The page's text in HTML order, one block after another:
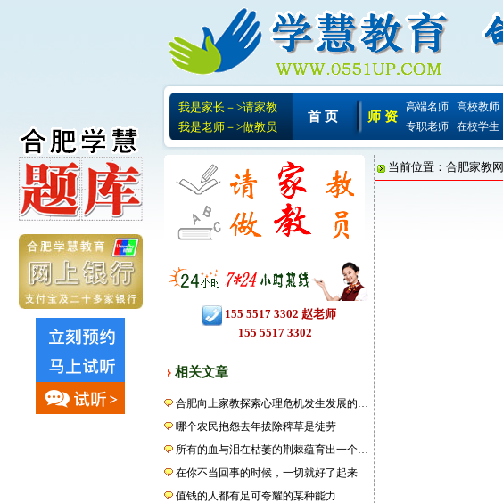
我是家长－>请家教
我是老师－>做教员
首 页 师 资
高端名师
高校教师
专职老师
在校学生
相关文章
合肥向上家教探索心理危机发生发展的…
哪个农民抱怨去年拔除稗草是徒劳
所有的血与泪在枯萎的荆棘蕴育出一个…
在你不当回事的时候，一切就好了起来
值钱的人都有足可夸耀的某种能力
当前位置： 合肥家教网